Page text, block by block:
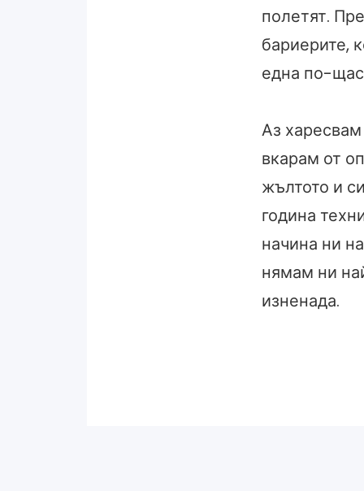
полетят.
бариерите,
една по-
Аз харесвам
вкарам от
жълтото и
година
начина ни
нямам ни
изненада.